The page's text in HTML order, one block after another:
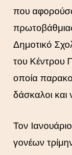
που
Δημοτικό
του Κέντρου
οποία
δάσκαλοι και
Τον
γονέων